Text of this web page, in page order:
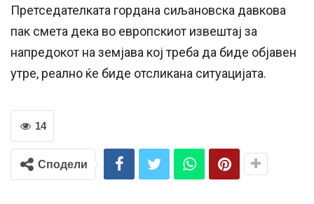
Претседателката гордана сиљановска давкова
пак смета дека во европскиот извештај за
напредокот на земјава кој треба да биде објавен
утре, реално ќе биде отсликана ситуацијата.
14
Сподели